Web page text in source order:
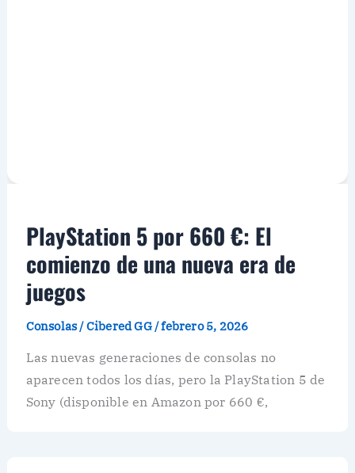
PlayStation 5 por 660 €: El
comienzo de una nueva era de
juegos
Consolas/Cibered GG/febrero 5, 2026
Las nuevas generaciones de consolas no
aparecen todos los días, pero la PlayStation 5 de
Sony (disponible en Amazon por 660 €,